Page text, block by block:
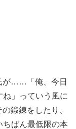
が……「俺、今日
」っていう風に
鍛錬をしたり、
ばん最低限の本